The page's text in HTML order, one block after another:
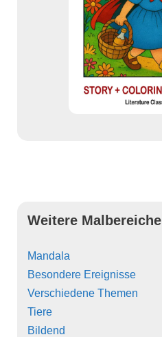
Weitere Malbereiche
Mandala
Besondere Ereignisse
Verschiedene Themen
Tiere
Bildend